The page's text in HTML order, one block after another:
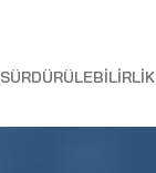
SÜRDÜRÜLEBILIRLIK